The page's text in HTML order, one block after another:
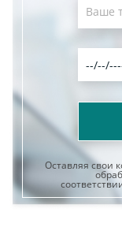
Оставляя свои